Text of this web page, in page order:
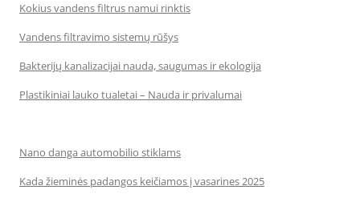
Kokius vandens filtrus namui rinktis
Vandens filtravimo sistemų rūšys
Bakterijų kanalizacijai nauda, saugumas ir ekologija
Plastikiniai lauko tualetai – Nauda ir privalumai
Nano danga automobilio stiklams
Kada žieminės padangos keičiamos į vasarines 2025